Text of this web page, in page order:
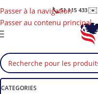
Passer à la navigation
Passer au contenu principal
📞51 115 433✉️
CATEGORIES